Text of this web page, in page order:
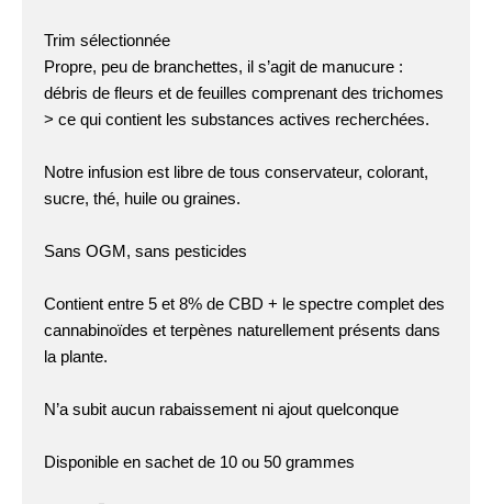
Trim sélectionnée
Propre, peu de branchettes, il s’agit de manucure :
débris de fleurs et de feuilles comprenant des trichomes
> ce qui contient les substances actives recherchées.
Notre infusion est libre de tous conservateur, colorant,
sucre, thé, huile ou graines.
Sans OGM, sans pesticides
Contient entre 5 et 8% de CBD + le spectre complet des
cannabinoïdes et terpènes naturellement présents dans
la plante.
N’a subit aucun rabaissement ni ajout quelconque
Disponible en sachet de 10 ou 50 grammes